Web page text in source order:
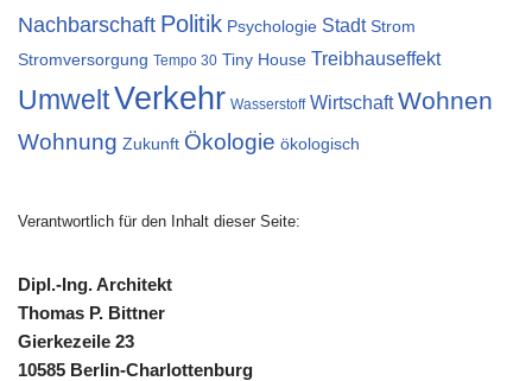
Nachbarschaft Politik Psychologie Stadt Strom
Stromversorgung Tempo 30 Tiny House Treibhauseffekt
UmweltVerkehr Wasserstoff Wirtschaft Wohnen
Wohnung Zukunft Ökologie ökologisch
Verantwortlich für den Inhalt dieser Seite:
Dipl.-Ing. Architekt
Thomas P. Bittner
Gierkezeile 23
10585 Berlin-Charlottenburg